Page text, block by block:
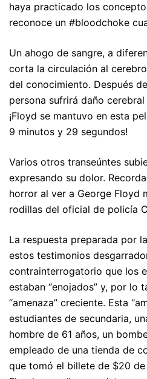
haya practicado los
reconoce un #bloodchoke
Un ahogo de sangre, a
corta la circulación al
del conocimiento. Después
persona sufrirá daño
¡Floyd se mantuvo en esta
9 minutos y 29 segundos!
Varios otros transeúntes
expresando su dolor.
horror al ver a George Floyd
rodillas del oficial de policía
La respuesta preparada por
estos testimonios
contrainterrogatorio que los
estaban “enojados” y, por lo
“amenaza” creciente. Esta
estudiantes de secundaria,
hombre de 61 años, un
empleado de una tienda de
que tomó el billete de $20